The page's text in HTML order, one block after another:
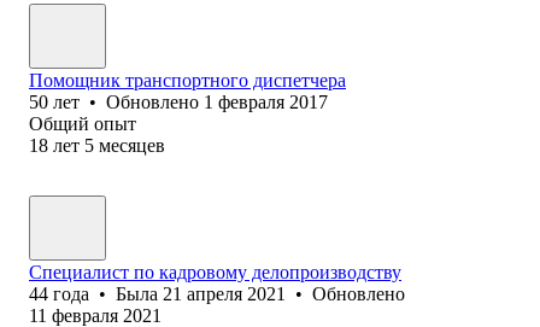
Помощник транспортного диспетчера
50 лет • Обновлено 1 февраля 2017
Общий опыт
18 лет 5 месяцев
Специалист по кадровому делопроизводству
44 года • Была 21 апреля 2021 • Обновлено
11 февраля 2021